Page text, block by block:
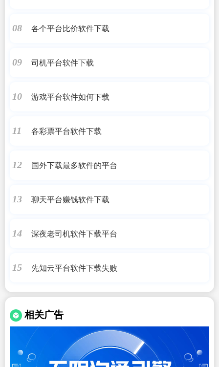
08 各个平台比价软件下载
09 司机平台软件下载
10 游戏平台软件如何下载
11 各彩票平台软件下载
12 国外下载最多软件的平台
13 聊天平台赚钱软件下载
14 深夜老司机软件下载平台
15 先知云平台软件下载失败
相关广告